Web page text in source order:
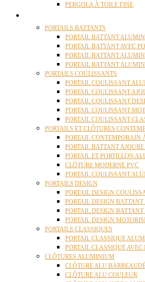
PERGOLA À TOILE FINE
PORTAILS BATTANTS
PORTAIL BATTANT
PORTAIL BATTANT AVEC
PORTAIL BATTANT
PORTAIL BATTANT
PORTAILS COULISSANTS
PORTAIL COULISSANT
PORTAIL COULISSANT
PORTAIL COULISSANT
PORTAIL COULISSANT
PORTAIL COULISSANT
PORTAILS ET CLÔTURES
PORTAIL CONTEMPORAIN
PORTAIL BATTANT
PORTAIL ET PORTILLON
CLÔTURE MODERNE PVC
PORTAIL COULISSANT
PORTAILS DESIGN
PORTAIL DESIGN
PORTAIL DESIGN
PORTAIL DESIGN
PORTAIL DESIGN
PORTAILS CLASSIQUES
PORTAIL CLASSIQUE
PORTAIL CLASSIQUE AVEC
CLÔTURES ALUMINIUM
CLÔTURE ALU
CLÔTURE ALU COULEUR